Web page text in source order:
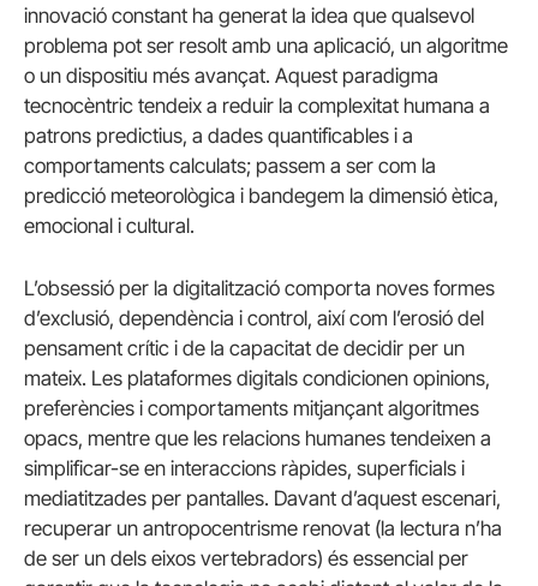
innovació constant ha generat la idea que qualsevol
problema pot ser resolt amb una aplicació, un algoritme
o un dispositiu més avançat. Aquest paradigma
tecnocèntric tendeix a reduir la complexitat humana a
patrons predictius, a dades quantificables i a
comportaments calculats; passem a ser com la
predicció meteorològica i bandegem la dimensió ètica,
emocional i cultural.
L’obsessió per la digitalització comporta noves formes
d’exclusió, dependència i control, així com l’erosió del
pensament crític i de la capacitat de decidir per un
mateix. Les plataformes digitals condicionen opinions,
preferències i comportaments mitjançant algoritmes
opacs, mentre que les relacions humanes tendeixen a
simplificar-se en interaccions ràpides, superficials i
mediatitzades per pantalles. Davant d’aquest escenari,
recuperar un antropocentrisme renovat (la lectura n’ha
de ser un dels eixos vertebradors) és essencial per